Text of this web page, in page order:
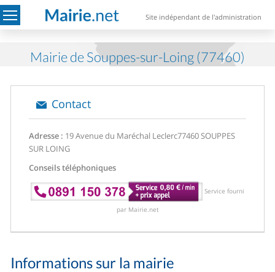
Site indépendant de l'administration
Mairie de Souppes-sur-Loing (77460)
Contact
Adresse : 19 Avenue du Maréchal Leclerc77460 SOUPPES
SUR LOING
Conseils téléphoniques
Service fourni
par Mairie.net
Informations sur la mairie